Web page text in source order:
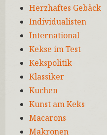
Herzhaftes Gebäck
Individualisten
International
Kekse im Test
Kekspolitik
Klassiker
Kuchen
Kunst am Keks
Macarons
Makronen